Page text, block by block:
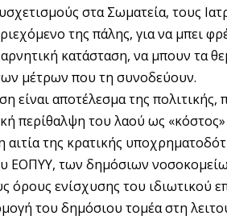
στα Σωματεία, τους
της πάλης, για να μπει
κατάσταση, να μπουν τα
μέτρων που τη συνοδεύουν.
είναι αποτέλεσμα της πολιτικής,
περίθαλψη του λαού ως «κόστος»
αιτία της κρατικής
ΕΟΠΥΥ, των δημόσιων
όρους ενίσχυσης του ιδιωτικού
του δημόσιου τομέα στη